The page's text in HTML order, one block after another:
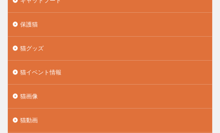
保護猫
猫グッズ
猫イベント情報
猫画像
猫動画